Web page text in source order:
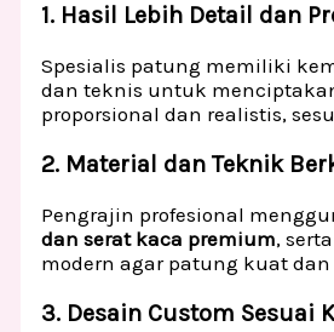
1. Hasil Lebih Detail dan
Spesialis patung memiliki
dan teknis untuk
proporsional dan realistis,
2. Material dan Teknik
Pengrajin profesional
dan serat kaca premium,
modern agar patung kuat
3. Desain Custom Sesuai